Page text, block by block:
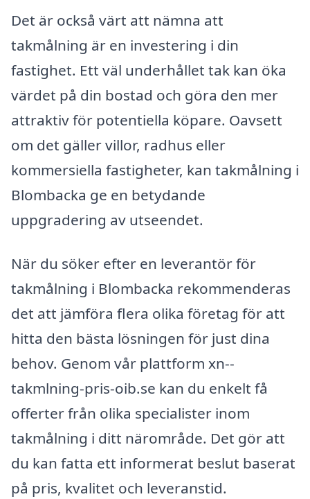
Det är också värt att nämna att
takmålning är en investering i din
fastighet. Ett väl underhållet tak kan öka
värdet på din bostad och göra den mer
attraktiv för potentiella köpare. Oavsett
om det gäller villor, radhus eller
kommersiella fastigheter, kan takmålning i
Blombacka ge en betydande
uppgradering av utseendet.
När du söker efter en leverantör för
takmålning i Blombacka rekommenderas
det att jämföra flera olika företag för att
hitta den bästa lösningen för just dina
behov. Genom vår plattform xn--
takmlning-pris-oib.se kan du enkelt få
offerter från olika specialister inom
takmålning i ditt närområde. Det gör att
du kan fatta ett informerat beslut baserat
på pris, kvalitet och leveranstid.